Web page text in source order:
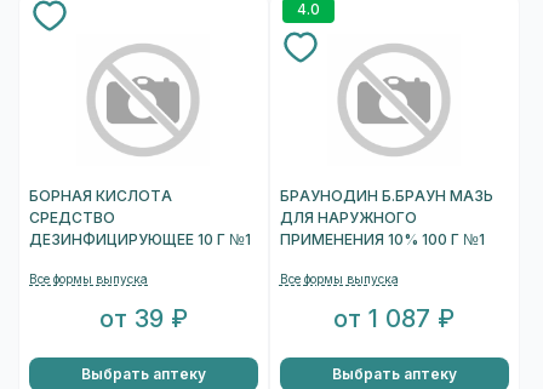
БОРНАЯ КИСЛОТА
СРЕДСТВО
ДЕЗИНФИЦИРУЮЩЕЕ 10 Г №1
Все формы выпуска
от 39 ₽
Выбрать аптеку
4.0
БРАУНОДИН Б.БРАУН МАЗЬ
ДЛЯ НАРУЖНОГО
ПРИМЕНЕНИЯ 10% 100 Г №1
Все формы выпуска
от 1 087 ₽
Выбрать аптеку